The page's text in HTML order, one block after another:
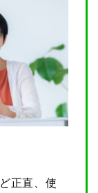
正直、使